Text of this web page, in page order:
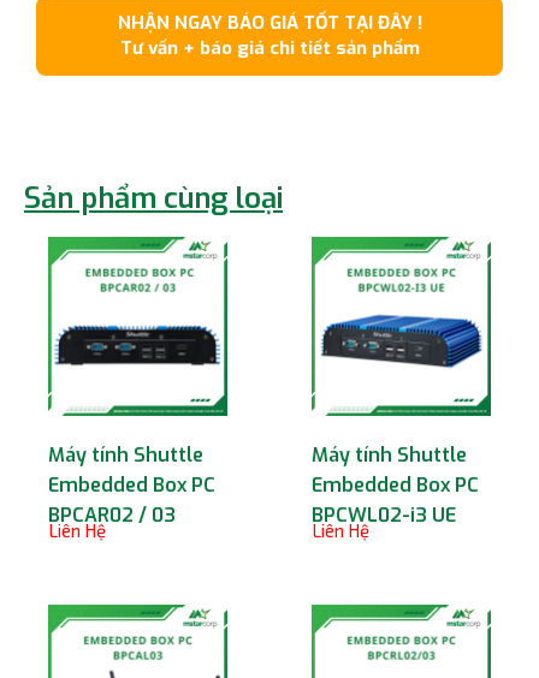
NHẬN NGAY BÁO GIÁ TỐT TẠI ĐÂY !
Tư vấn + báo giá chi tiết sản phẩm
Sản phẩm cùng loại
Máy tính Shuttle
Embedded Box PC
BPCAR02 / 03
Liên Hệ
Máy tính Shuttle
Embedded Box PC
BPCWL02-i3 UE
Liên Hệ